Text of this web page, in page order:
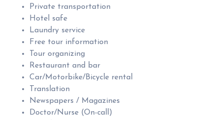
Private transportation
Hotel safe
Laundry service
Free tour information
Tour organizing
Restaurant and bar
Car/Motorbike/Bicycle rental
Translation
Newspapers / Magazines
Doctor/Nurse (On-call)